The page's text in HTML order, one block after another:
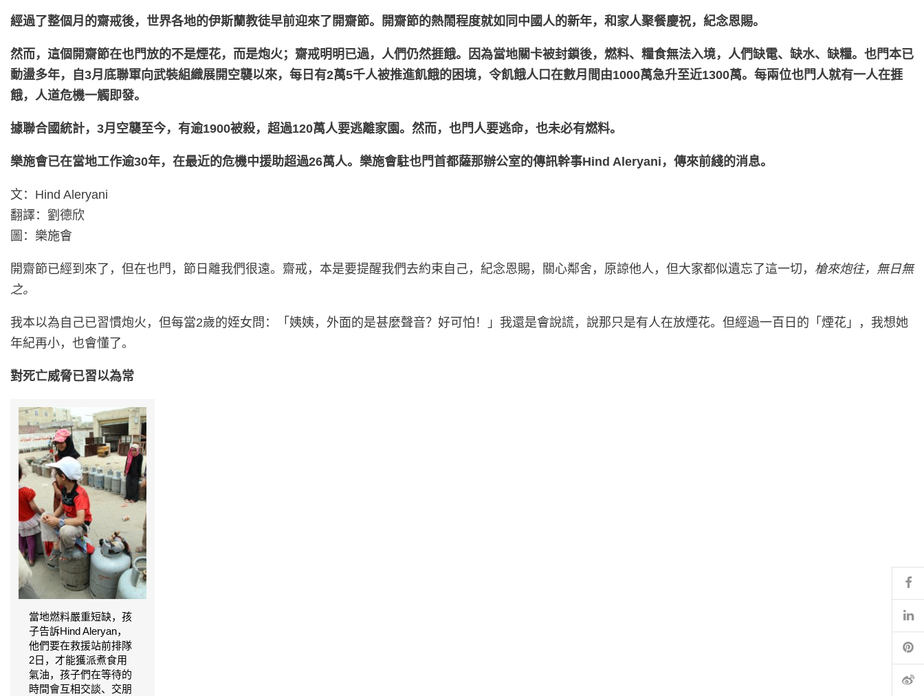
經過了整個月的齋戒後，世界各地的伊斯蘭教徒早前迎來了開齋節。開齋節的熱鬧程度就如同中國人的新年，和家人聚餐慶祝，紀念恩賜。
然而，這個開齋節在也門放的不是煙花，而是炮火；齋戒明明已過，人們仍然捱餓。因為當地關卡被封鎖後，燃料、糧食無法入境，人們缺電、缺水、缺糧。也門本已
動盪多年，自3月底聯軍向武裝組織展開空襲以來，每日有2萬5千人被推進飢餓的困境，令飢餓人口在數月間由1000萬急升至近1300萬。每兩位也門人就有一人在捱
餓，人道危機一觸即發。
據聯合國統計，3月空襲至今，有逾1900被殺，超過120萬人要逃離家園。然而，也門人要逃命，也未必有燃料。
樂施會已在當地工作逾30年，在最近的危機中援助超過26萬人。樂施會駐也門首都薩那辦公室的傳訊幹事Hind Aleryani，傳來前綫的消息。
文：Hind Aleryani
翻譯：劉德欣
圖：樂施會
開齋節已經到來了，但在也門，節日離我們很遠。齋戒，本是要提醒我們去約束自己，紀念恩賜，關心鄰舍，原諒他人，但大家都似遺忘了這一切， 槍來炮往，無日無
之。
我本以為自己已習慣炮火，但每當2歲的姪女問：「姨姨，外面的是甚麼聲音？好可怕！」我還是會說謊，說那只是有人在放煙花。但經過一百日的「煙花」，我想她
年紀再小，也會懂了。
對死亡威脅已習以為常
當地燃料嚴重短缺，孩
子告訴Hind Aleryan，
他們要在救援站前排隊
2日，才能獲派煮食用
氣油，孩子們在等待的
時間會互相交談、交朋